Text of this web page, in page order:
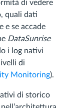
di vedere
quali dati
e se accade
DataSunrise
i log nativi
di
Monitoring).
di storico